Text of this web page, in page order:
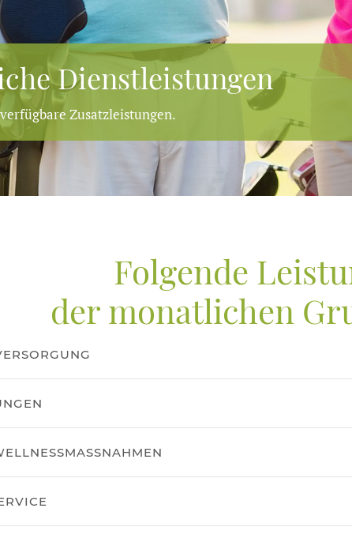
Dienstleistungen
Zusatzleistungen.
Folgende
der monatlichen